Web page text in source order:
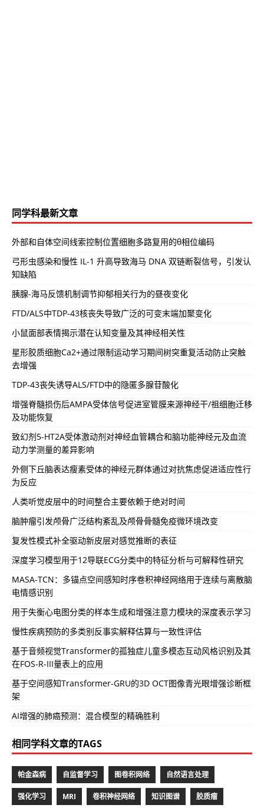
同学科最新文章
外部和自体空间线索控制位置细胞多路复用的θ相位编码
弓形虫感染和慢性 IL-1 升高导致海马 DNA 双链断裂信号，引发认
知缺陷
胰腺-海马反馈机制调节抑郁相关行为的昼夜变化
FTD/ALS中TDP-43核丧失导致广泛的可变末端加聚变化
小鼠面部表情揭示潜在认知变量及其神经相关性
星形胶质细胞Ca2+通过限制运动学习期间树突重复活动防止突触
去增强
TDP-43丧失诱导ALS/FTD中的隐匿多腺苷酸化
增强脊髓损伤后AMPA受体信号促进室管膜来源神经干/祖细胞迁移
及功能恢复
致幻剂5-HT2A受体激动剂对神经血管耦合和脑功能神经元及血流
动力学测量的差异影响
外侧下丘脑表达瘦素受体的神经元群体通过对抗焦虑促进适应性行
为反应
人类听觉皮层中的时间整合主要依赖于绝对时间
脑肿瘤引发颅骨广泛结构紊乱及颅骨骨髓免疫微环境改变
复发性模式补全驱动新皮层对感觉推断的表征
深度学习模型用于12导联ECG分类中的特征分析与可解释性研究
MASA-TCN：多锚点空间感知时序卷积神经网络用于连续与离散脑
电情感识别
用于失衡心电图分类的样本生成和增强注意力模块的深度表示学习
慢性疾病预防的多类别反事实解释估算与一致性评估
基于音频视觉Transformer的孤独症儿童多模态互动风格识别及其
在FOS-R-III量表上的应用
基于空间感知Transformer-GRU的3D OCT图像青光眼增强诊断框
架
AI增强的肺癌预测：混合模型的精确胜利
相同学科文章的TAGS
帕金森病 自监督学习 图卷积网络 自然语言处理
强化学习 MRI 卷积神经网络 知识图谱 胶质瘤